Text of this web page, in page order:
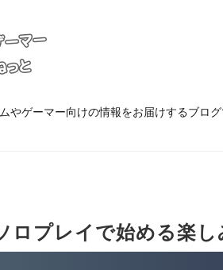
やゲーマー向けの情報をお届けするブロ
ロプレイで始める楽